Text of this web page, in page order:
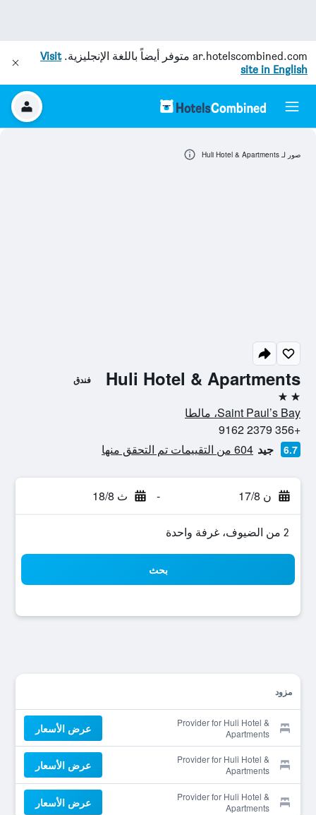
ar.hotelscombined.com متوفر أيضاً باللغة الإنجليزية.Visit
site in English
Huli Hotel & Apartments فندق
2 نجمتين
Saint Paul’s Bay، مالطا
+356 2379 9162
6.7 جيد 604 من التقييمات تم التحقق منها
ن 17/8 - ث 18/8
2 من الضيوف، غرفة واحدة
بحث
مزود
Provider for Huli Hotel &
Apartments
عرض الأسعار
Provider for Huli Hotel &
Apartments
عرض الأسعار
Provider for Huli Hotel &
Apartments
عرض الأسعار
صور لـ Huli Hotel & Apartments